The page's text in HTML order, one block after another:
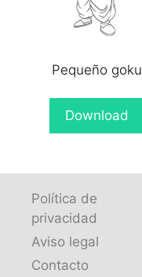
Pequeño goku
Download
Política de
privacidad
Aviso legal
Contacto